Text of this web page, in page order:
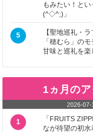
もみたい！と
(^◇^;)」
5
【聖地巡礼・
「穂むら」の
甘味と巡礼を楽
1ヵ月の
2026-07-
1
「FRUITS
なが待望の初